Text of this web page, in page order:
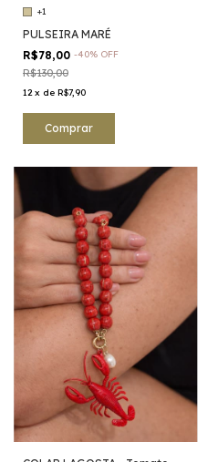
+1
PULSEIRA MARÉ
R$78,00 -40% OFF
R$130,00
12 x de R$7,90
Comprar